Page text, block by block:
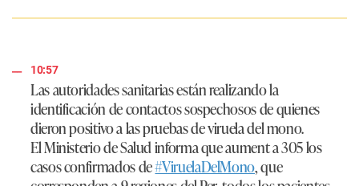
10:57
Las autoridades sanitarias están realizando la
identificación de contactos sospechosos de quienes
dieron positivo a las pruebas de viruela del mono.
El Ministerio de Salud informa que aument a 305 los
casos confirmados de#ViruelaDelMono, que